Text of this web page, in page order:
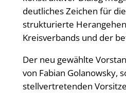
deutliches Zeichen für
strukturierte
Kreisverbands und der
Der neu gewählte
von Fabian Golanowsky,
stellvertretenden